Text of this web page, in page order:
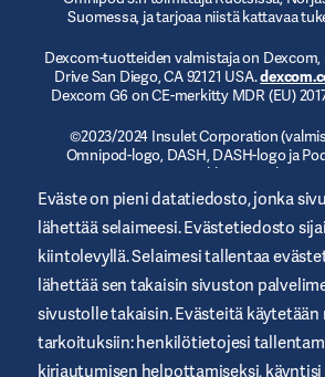
Suomessa, ja tarjoaa niistä kattavaa
Dexcom-tuotteiden valmistaja on Dexcom,
Drive San Diego, CA 92121 USA.
Dexcom G6 on CE-merkitty MDR (EU)
©2023/2024 Insulet Corporation
Omnipod-logo, DASH, DASH-logo ja
Corporationin tavaramerkkejä tai
Yhdysvalloissa tai muilla lainkäyttöalueilla.
Omnipod DASH ja Omnipod 5 on CE-
2017/745:n mukaisesti.
Yleiset käyttöehdot
Eväste on pieni datatiedosto, jonka
lähettää selaimeesi. Evästetiedosto
kiintolevyllä. Selaimesi tallentaa
lähettää sen takaisin sivuston
sivustolle takaisin. Evästeitä käytetään
tarkoituksiin: henkilötietojesi
kirjautumisen helpottamiseksi, käyntisi